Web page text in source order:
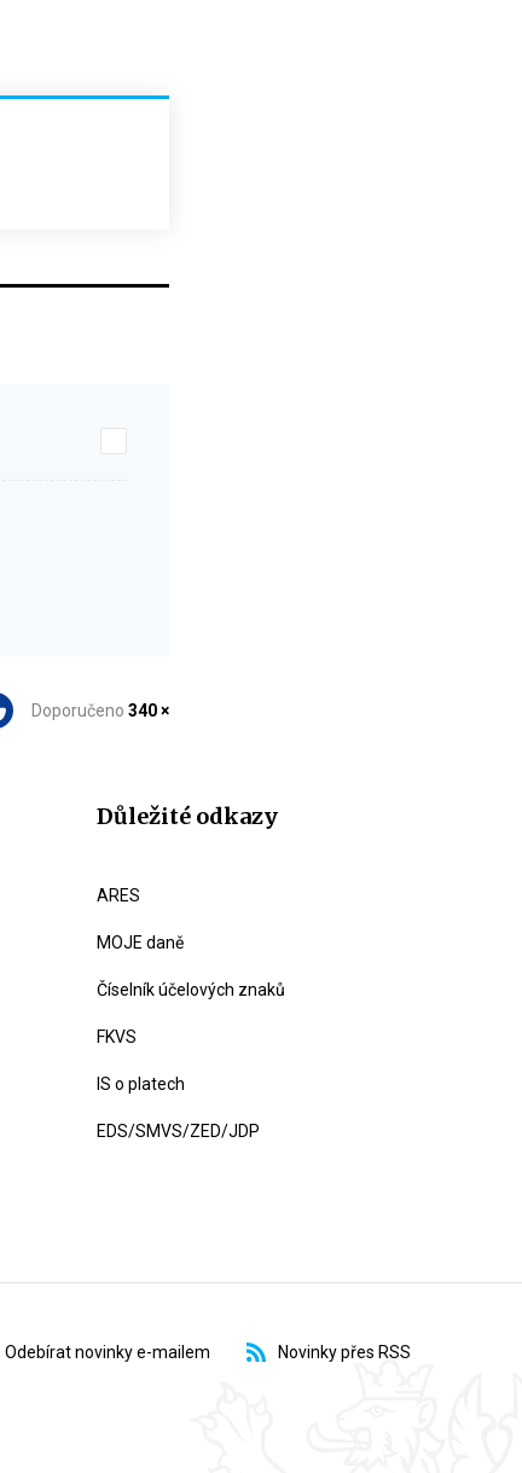
Doporučeno 340 ×
Důležité odkazy
ARES
MOJE daně
Číselník účelových znaků
FKVS
IS o platech
EDS/SMVS/ZED/JDP
Odebírat novinky e-mailem Novinky přes RSS